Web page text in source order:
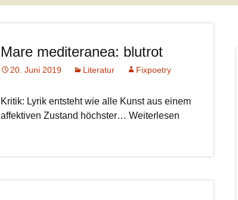
Mare mediteranea: blutrot
20. Juni 2019 Literatur Fixpoetry
Kritik: Lyrik entsteht wie alle Kunst aus einem
affektiven Zustand höchster… Weiterlesen